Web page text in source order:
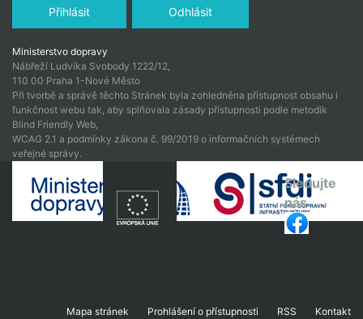
Ministerstvo dopravy
Nábřeží Ludvíka Svobody 1222/12,
110 00 Praha 1-Nové Město
Při tvorbě a správě těchto Stránek byla zohledněna přístupnost obsahu i
funkčnost webu tak, aby splňovala zásady přístupnosti podle metodik
Blind Friendly Web,
WCAG 2.1 a podmínky zákona č. 99/2019 o informačních systémech
veřejné správy.
Sledujte
nás
Mapa stránek Prohlášení o přístupnosti RSS Kontakt